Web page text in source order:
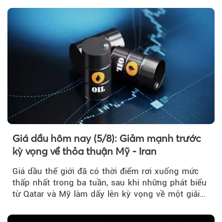
Giá dầu hôm nay (5/8): Giảm mạnh trước
kỳ vọng về thỏa thuận Mỹ - Iran
Giá dầu thế giới đã có thời điểm rơi xuống mức
thấp nhất trong ba tuần, sau khi những phát biểu
từ Qatar và Mỹ làm dấy lên kỳ vọng về một giải
Iran.